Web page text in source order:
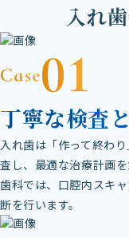
入れ
Case01
丁寧な検査
入れ歯は「作って終わ
査し、最適な治療計画
歯科では、口腔内スキ
断を行います。